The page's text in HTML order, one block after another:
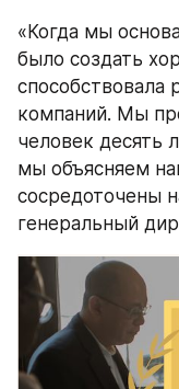
«Когда мы
было создать
способствовала
компаний. Мы
человек десять
мы объясняем
сосредоточены
генеральный